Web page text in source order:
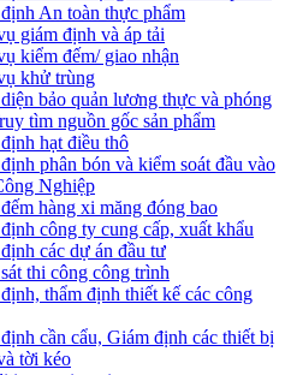
An toàn thực phẩm
giám định và áp tải
kiểm đếm/ giao nhận
khử trùng
bảo quản lương thực và phóng
tìm nguồn gốc sản phẩm
hạt điều thô
phân bón và kiểm soát đầu vào
Nghiệp
hàng xi măng đóng bao
công ty cung cấp, xuất khẩu
các dự án đầu tư
thi công công trình
thẩm định thiết kế các công
cần cẩu, Giám định các thiết bị
tời kéo